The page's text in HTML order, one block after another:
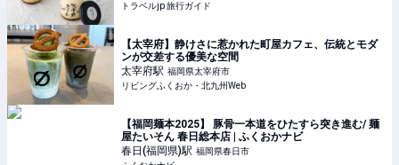
トラベルjp 旅行ガイド
【太宰府】静けさに惹かれた町屋カフェ、伝統とモダ
ンが交差する優美な空間
太宰府駅 福岡県太宰府市
リビングふくおか・北九州Web
【福岡麺本2025】 豚骨一本道をひたすら突き進む/ 麺
屋たいそん 春日総本店 | ふくおかナビ
春日(福岡県)駅 福岡県春日市